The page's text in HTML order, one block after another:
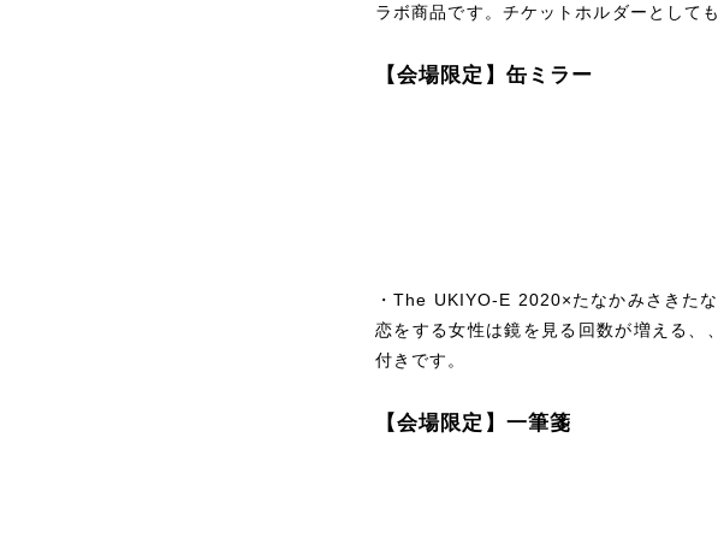
ラボ商品です。チケットホルダーとして
【会場限定】缶ミラー
・The UKIYO-E 2020×たなかみさきた
恋をする女性は鏡を見る回数が増える、
付きです。
【会場限定】一筆箋